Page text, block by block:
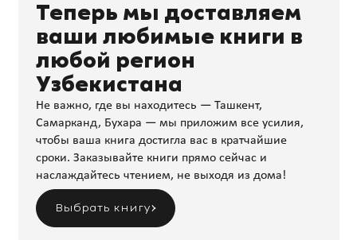
Теперь мы доставляем
ваши любимые книги в
любой регион
Узбекистана
Не важно, где вы находитесь — Ташкент,
Самарканд, Бухара — мы приложим все усилия,
чтобы ваша книга достигла вас в кратчайшие
сроки. Заказывайте книги прямо сейчас и
наслаждайтесь чтением, не выходя из дома!
Выбрать книгу